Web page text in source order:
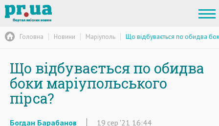
Головна Новини Маріуполь Що відбувається по обидва
Що відбувається по обидва
боки маріупольського
пірса?
Богдан Барабанов 19 сер '21 16:44